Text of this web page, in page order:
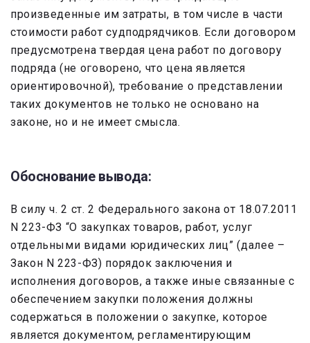
произведенные им затраты, в том числе в части
стоимости работ судподрядчиков. Если договором
предусмотрена твердая цена работ по договору
подряда (не оговорено, что цена является
ориентировочной), требование о представлении
таких документов не только не основано на
законе, но и не имеет смысла.
Обоснование вывода:
В силу ч. 2 ст. 2 Федерального закона от 18.07.2011
N 223-ФЗ “О закупках товаров, работ, услуг
отдельными видами юридических лиц” (далее –
Закон N 223-ФЗ) порядок заключения и
исполнения договоров, а также иные связанные с
обеспечением закупки положения должны
содержаться в положении о закупке, которое
является документом, регламентирующим